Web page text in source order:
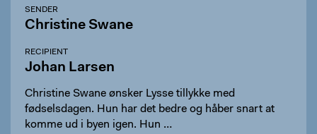
SENDER
Christine Swane
RECIPIENT
Johan Larsen
Christine Swane ønsker Lysse tillykke med
fødselsdagen. Hun har det bedre og håber snart at
komme ud i byen igen. Hun …